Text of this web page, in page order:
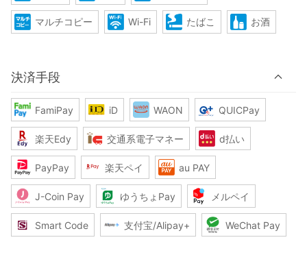
マルチコピー Wi-Fi たばこ お酒
決済手段
FamiPay iD WAON QUICPay
楽天Edy 交通系電子マネー d払い
PayPay 楽天ペイ au PAY
J-Coin Pay ゆうちょPay メルペイ
Smart Code 支付宝/Alipay+ WeChat Pay